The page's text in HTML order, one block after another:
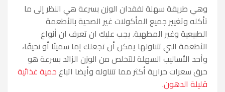
وهي طريقة سهلة لفقدان الوزن بسرعة هي النظر إلى ما
تأكله وتغيير جميع المأكولات غير الصحية بالأطعمة
الطبيعية وغير المطهية. يجب عليك ان تعرف ان أنواع
الأطعمة التي تتناولها يمكن أن تجعلك إما سمينًا أو نحيفًا،
وأحد الأساليب السهلة للتخلص من الوزن الزائد بسرعة هو
حرق سعرات حرارية أكثر مما تتناوله وأيضا اتباعحمية غذائية
قليلة الدهون.